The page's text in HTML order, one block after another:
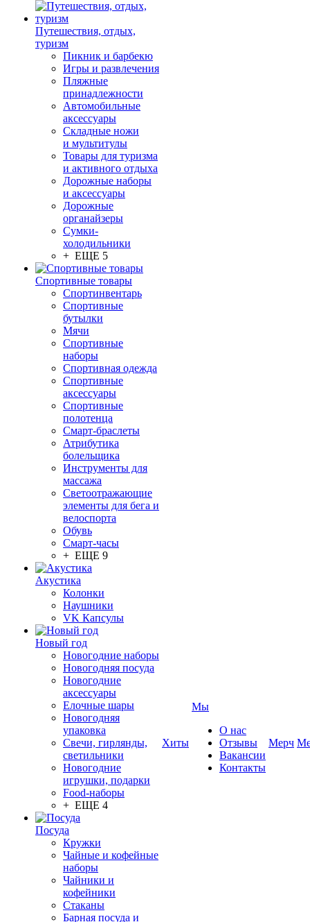
Путешествия, отдых,
туризм
Пикник и барбекю
Игры и развлечения
Пляжные
принадлежности
Автомобильные
аксессуары
Складные ножи
и мультитулы
Товары для туризма
и активного отдыха
Дорожные наборы
и аксессуары
Дорожные
органайзеры
Сумки-
холодильники
+ ЕЩЕ 5
Спортивные товары
Спортинвентарь
Спортивные
бутылки
Мячи
Спортивные
наборы
Спортивная одежда
Спортивные
аксессуары
Спортивные
полотенца
Смарт-браслеты
Атрибутика
болельщика
Инструменты для
массажа
Светоотражающие
элементы для бега и
велоспорта
Обувь
Смарт-часы
+ ЕЩЕ 9
Акустика
Колонки
Наушники
VK Капсулы
Новый год
Новогодние наборы
Новогодняя посуда
Новогодние
аксессуары
Елочные шары
Новогодняя
упаковка
Свечи, гирлянды,
светильники
Новогодние
игрушки, подарки
Food-наборы
+ ЕЩЕ 4
Посуда
Кружки
Чайные и кофейные
наборы
Чайники и
кофейники
Стаканы
Барная посуда и
Хиты
Мы
О нас
Отзывы
Вакансии
Контакты
Мерч